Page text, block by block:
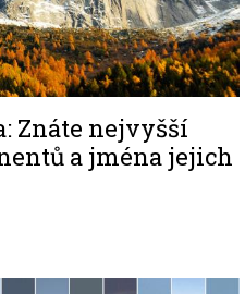
Znáte nejvyšší
a jména jejich